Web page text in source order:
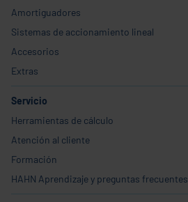
Amortiguadores
Sistemas de accionamiento lineal
Accesorios
Extras
Servicio
Herramientas de cálculo
Atención al cliente
Formación
HAHN Aprendizaje y preguntas frecuentes